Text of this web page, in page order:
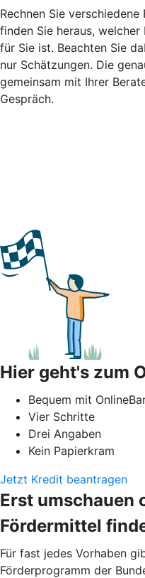
Rechnen Sie
finden Sie heraus,
für Sie ist. Beachten Sie
nur Schätzungen. Die
gemeinsam mit Ihrer
Gespräch.
Hier geht's zum
Bequem mit
Vier Schritte
Drei Angaben
Kein Papierkram
Jetzt Kredit beantragen
Erst umschauen
Fördermittel
Für fast jedes Vorhaben
Förderprogramm der